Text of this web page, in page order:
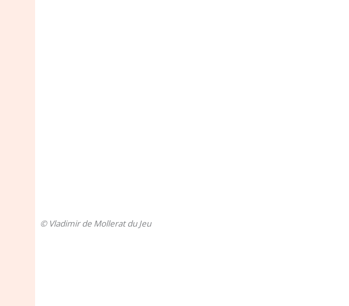
© Vladimir de Mollerat du Jeu